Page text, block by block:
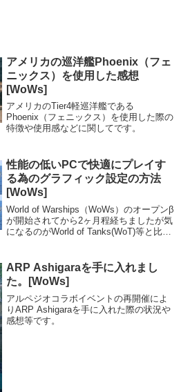
アメリカの巡洋艦Phoenix（フェ
ニックス）を使用した感想
[WoWs]
アメリカのTier4軽巡洋艦である
Phoenix（フェニックス）を使用した際の
特徴や使用感などに関してです。
性能の低いPCで快適にプレイす
る為のグラフィック設定の方法
[WoWs]
World of Warships（WoWs）のオープンβ
が開始されてから2ヶ月程経ちましたが気
になるのがWorld of Tanks(WoT)等と比べ
しますがWoTと...
ARP Ashigaraを手に入れまし
た。[WoWs]
アルペジオコラボイベントの再開催によ
りARP Ashigaraを手に入れた際の状況や
感想等です。